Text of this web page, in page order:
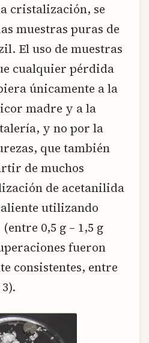
cristalización, se
muestras puras de
El uso de muestras
cualquier pérdida
únicamente a la
madre y a la
y no por la
que también
de muchos
de acetanilida
utilizando
0,5 g – 1,5 g
fueron
consistentes, entre